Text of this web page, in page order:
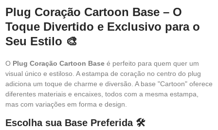
Plug Coração Cartoon Base – O
Toque Divertido e Exclusivo para o
Seu Estilo 🎨
O Plug Coração Cartoon Base é perfeito para quem quer um
visual único e estiloso. A estampa de coração no centro do plug
adiciona um toque de charme e diversão. A base "Cartoon" oferece
diferentes materiais e encaixes, todos com a mesma estampa,
mas com variações em forma e design.
Escolha sua Base Preferida 🛠️